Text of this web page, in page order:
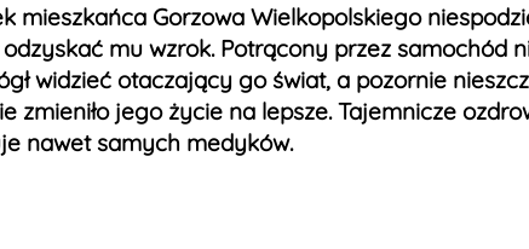
mieszkańca Gorzowa Wielkopolskiego
odzyskać mu wzrok. Potrącony przez samochód
widzieć otaczający go świat, a pozornie
zmieniło jego życie na lepsze. Tajemnicze
nawet samych medyków.